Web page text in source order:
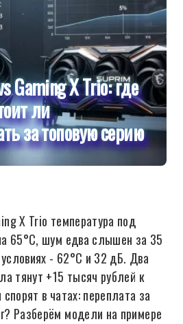
Gaming X Trio: где
ли
за топовую серию
X Trio температура под
65°C, шум едва слышен за 35
- 62°C и 32 дБ. Два
тянут +15 тысяч рублей к
в чатах: переплата за
Разберём модели на примере